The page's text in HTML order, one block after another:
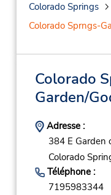
Colorado Springs
Colorado Sprngs-
Colorado
Garden/
Adresse :
384 E Garden
Colorado
Téléphone :
7195983344